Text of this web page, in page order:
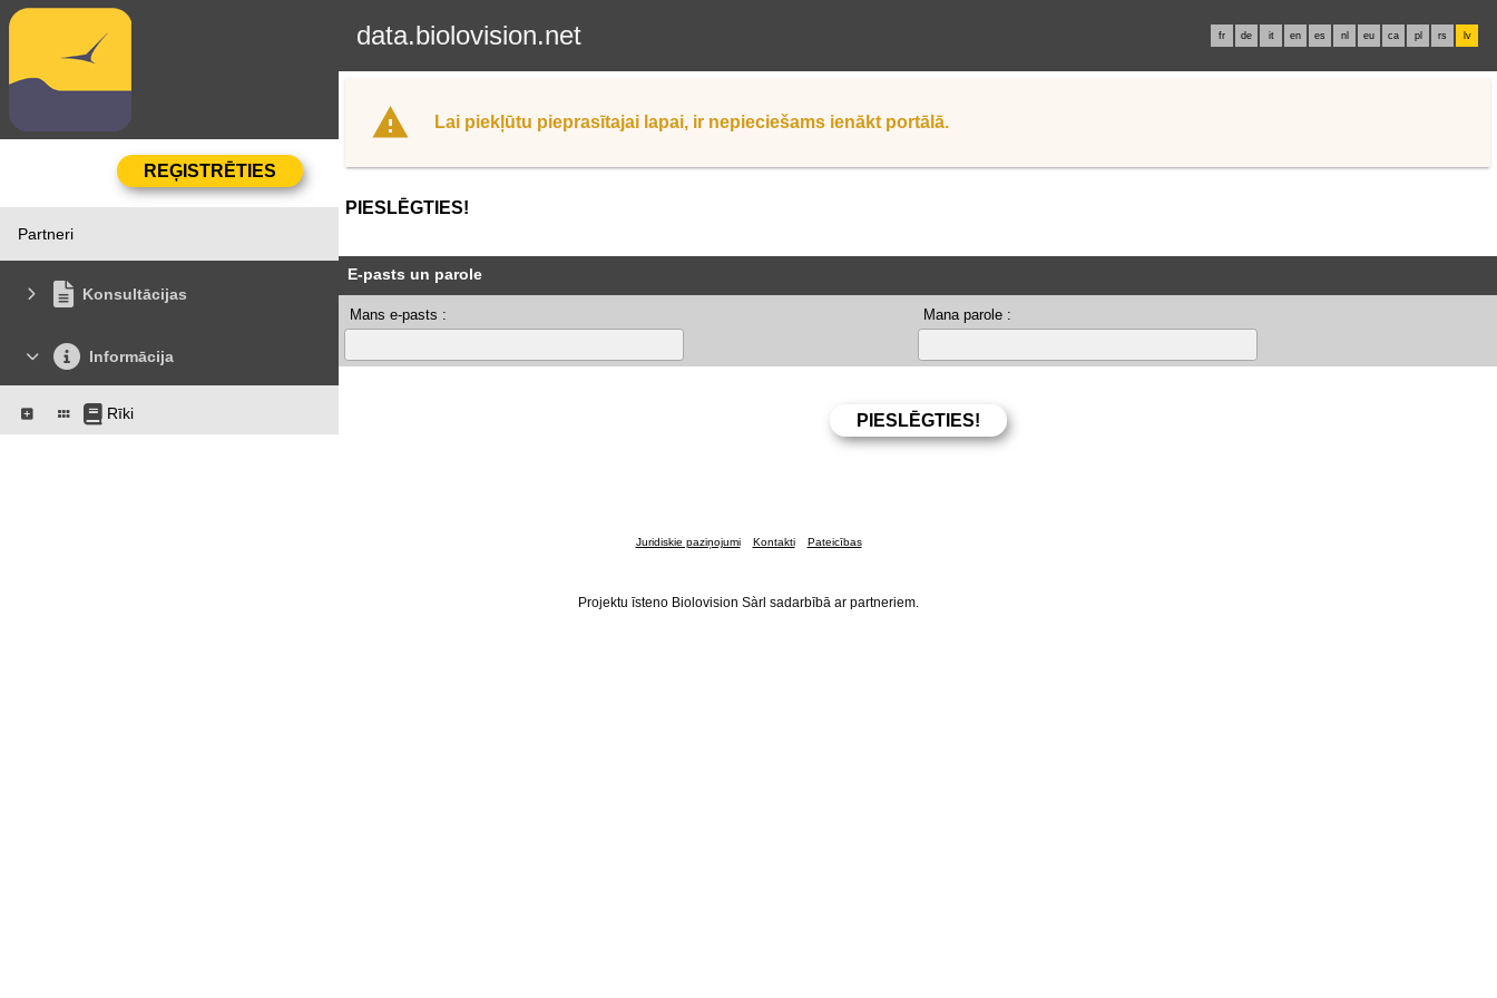
data.biolovision.net fr de it en es nl eu ca pl rs lv
Partneri
Konsultācijas
Informācija
Rīki
Lai piekļūtu pieprasītajai lapai, ir nepieciešams ienākt portālā.
PIESLĒGTIES!
E-pasts un parole
Mans e-pasts : Mana parole :
Juridiskie paziņojumi Kontakti Pateicības
Projektu īsteno Biolovision Sàrl sadarbībā ar partneriem.